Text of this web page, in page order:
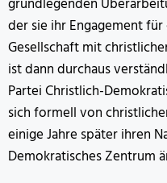
grundlegenden
der sie ihr Engagement
Gesellschaft mit
ist dann durchaus
Partei Christlich-
sich formell von
einige Jahre später ihren
Demokratisches Zentrum